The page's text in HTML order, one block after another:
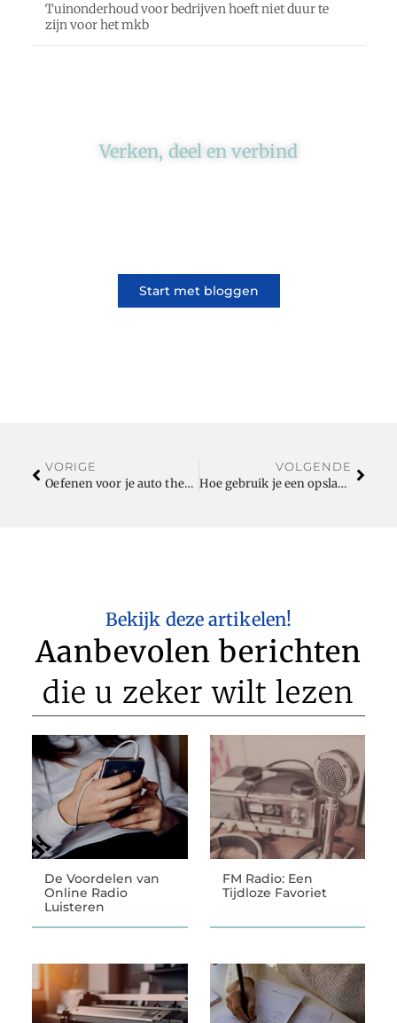
Tuinonderhoud voor bedrijven hoeft niet duur te
zijn voor het mkb
Verken, deel en verbind
Start met bloggen
VORIGE
Oefenen voor je auto theorie examen
VOLGENDE
Hoe gebruik je een opslagruimte zo efficiënt mogelijk?
Bekijk deze artikelen!
Aanbevolen berichten
die u zeker wilt lezen
De Voordelen van
Online Radio
Luisteren
FM Radio: Een
Tijdloze Favoriet